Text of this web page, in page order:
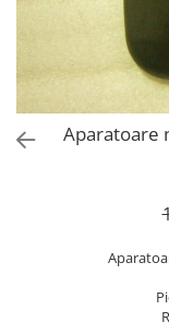
MOVANO
TIGRA-B 2004-2009
VIVARO
Mazda CX-80 KL
prezent
S-CROSS HYBRID
VITARA 2015-
VITARA Hybrid 48V
SPARK M300 2010-
Aparatoare